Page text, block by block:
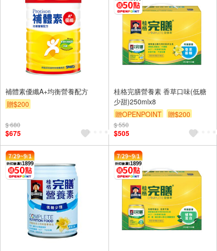
補體素優纖A+均衡營養配方
贈$200
$ 680
$675
桂格完膳營養素 香草口味(低糖
少甜)250mlx8
贈OPENPOINT
贈$200
$ 550
$505